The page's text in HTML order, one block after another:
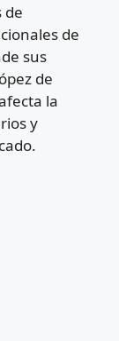
de
de
sus
de
la
y